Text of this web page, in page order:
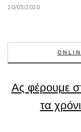
20/03/2020
Ας φέρουμε
τα